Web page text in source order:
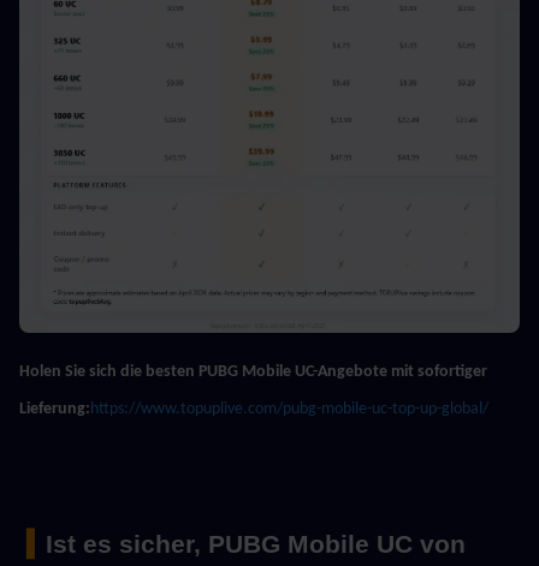
Holen Sie sich die besten PUBG Mobile UC-Angebote mit sofortiger
Lieferung: https://www.topuplive.com/pubg-mobile-uc-top-up-global/
Ist es sicher, PUBG Mobile UC von